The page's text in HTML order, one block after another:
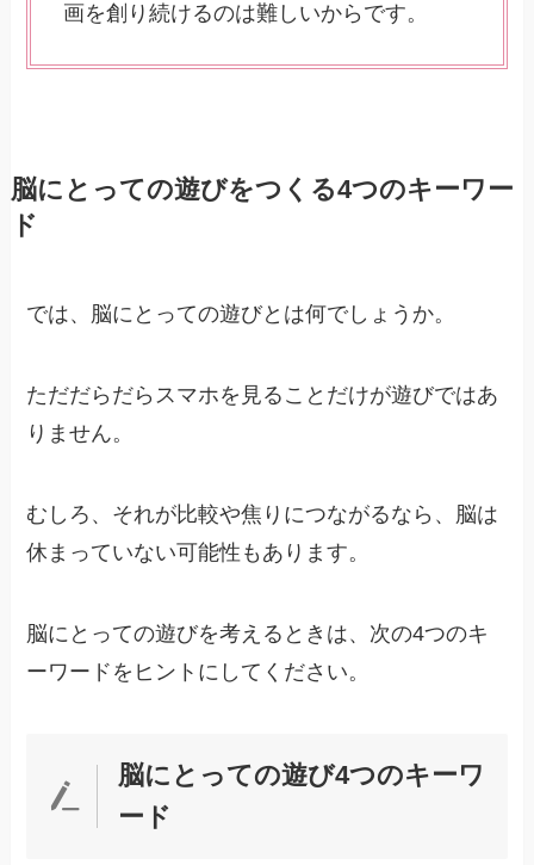
画を創り続けるのは難しいからです。
脳にとっての遊びをつくる4つのキーワー
ド
では、脳にとっての遊びとは何でしょうか。
ただだらだらスマホを見ることだけが遊びではあ
りません。
むしろ、それが比較や焦りにつながるなら、脳は
休まっていない可能性もあります。
脳にとっての遊びを考えるときは、次の4つのキ
ーワードをヒントにしてください。
脳にとっての遊び4つのキーワ
ード